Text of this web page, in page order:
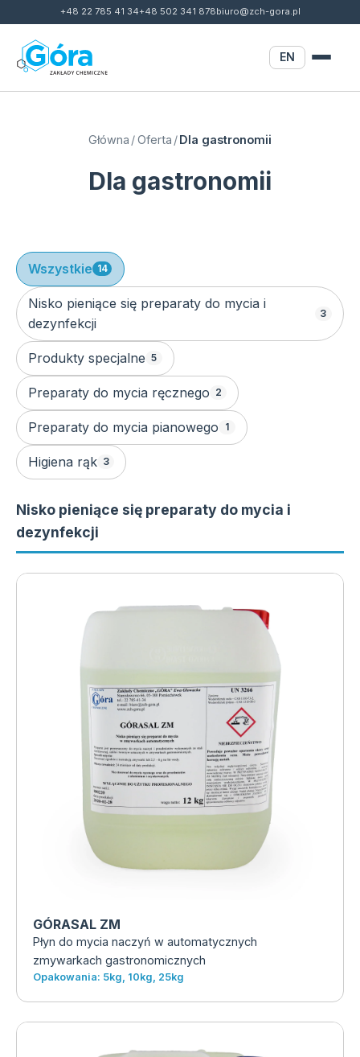
+48 22 785 41 34+48 502 341 878biuro@zch-gora.pl
EN
Główna /Oferta /Dla gastronomii
Dla gastronomii
Wszystkie 14
Nisko pieniące się preparaty do mycia i
dezynfekcji
3
Produkty specjalne 5
Preparaty do mycia ręcznego 2
Preparaty do mycia pianowego 1
Higiena rąk 3
Nisko pieniące się preparaty do mycia i
dezynfekcji
GÓRASAL ZM
Płyn do mycia naczyń w automatycznych
zmywarkach gastronomicznych
Opakowania: 5kg, 10kg, 25kg